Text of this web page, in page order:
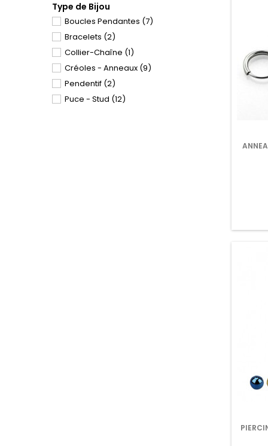
Soleil (1)
Tribal(2)
Turquoise(1)
Tête de Mort(18)
Vis(2)
Zirconiums(115)
Zèbre (3)
52mm(1)
Love(34)
Militaire (2)
Médiéval (1)
Rasta(7)
Rock, Punk, Gothique(51)
Savane(2)
Type de Bijou
Boucles Pendantes (7)
Bracelets (2)
Collier-Chaîne (1)
Créoles - Anneaux (9)
Pendentif (2)
Puce - Stud (12)